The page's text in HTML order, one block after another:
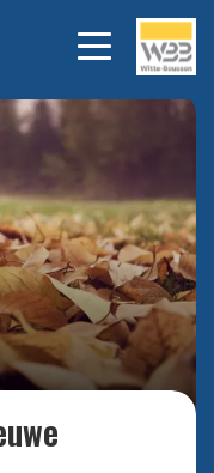
Bekijk alle foto's